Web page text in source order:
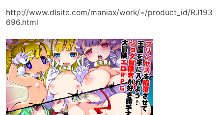
http://www.dlsite.com/maniax/work/=/product_id/RJ193
696.html